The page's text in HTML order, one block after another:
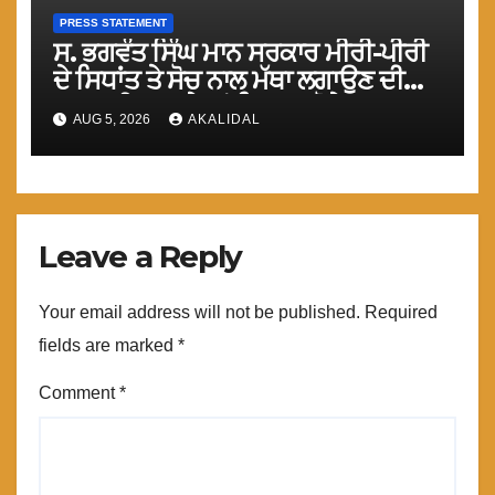
PRESS STATEMENT
ਸ. ਭਗਵੰਤ ਸਿੰਘ ਮਾਨ ਸਰਕਾਰ ਮੀਰੀ-ਪੀਰੀ
ਦੇ ਸਿਧਾਂਤ ਤੇ ਸੋਚ ਨਾਲ ਮੱਥਾ ਲਗਾਉਣ ਦੀ
ਗੁਸਤਾਖੀ ਨਾ ਕਰੇ ਤਾਂ ਬਿਹਤਰ ਹੋਵੇਗਾ : ਮਾਨ
AUG 5, 2026 AKALIDAL
Leave a Reply
Your email address will not be published. Required
fields are marked *
Comment*